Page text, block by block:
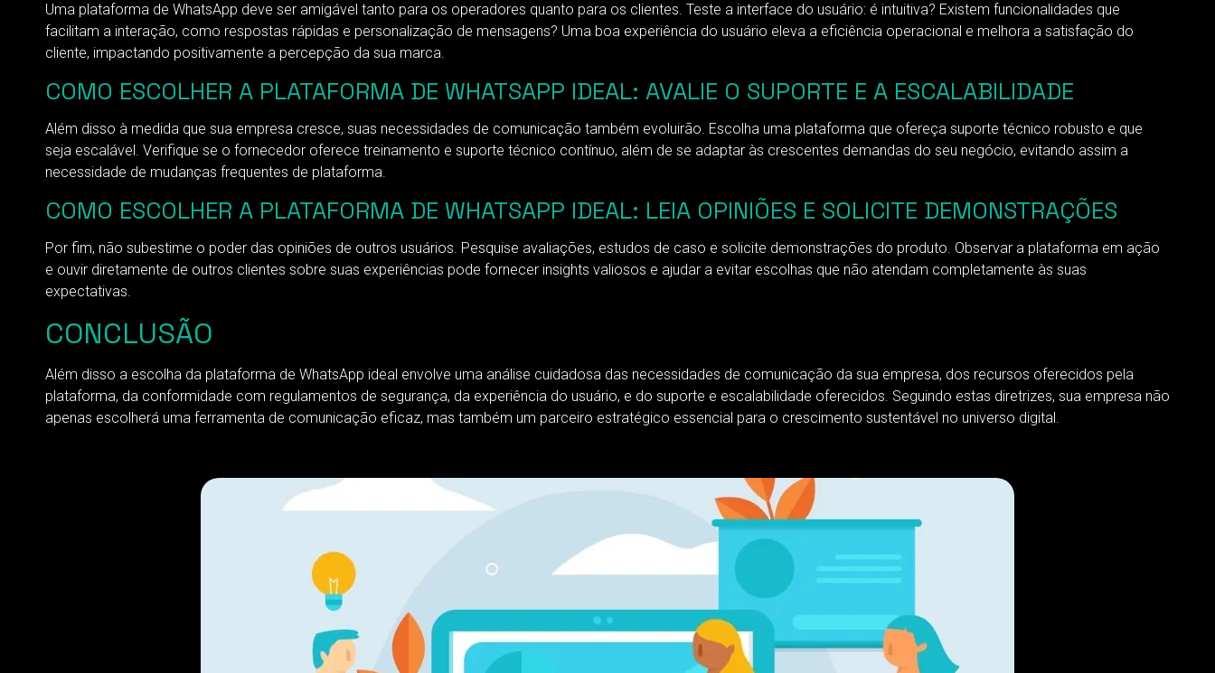
Uma plataforma de WhatsApp deve ser amigável tanto para os operadores quanto para os clientes. Teste a interface do usuário: é intuitiva? Existem funcionalidades que
facilitam a interação, como respostas rápidas e personalização de mensagens? Uma boa experiência do usuário eleva a eficiência operacional e melhora a satisfação do
cliente, impactando positivamente a percepção da sua marca.
COMO ESCOLHER A PLATAFORMA DE WHATSAPP IDEAL: AVALIE O SUPORTE E A ESCALABILIDADE
Além disso à medida que sua empresa cresce, suas necessidades de comunicação também evoluirão. Escolha uma plataforma que ofereça suporte técnico robusto e que
seja escalável. Verifique se o fornecedor oferece treinamento e suporte técnico contínuo, além de se adaptar às crescentes demandas do seu negócio, evitando assim a
necessidade de mudanças frequentes de plataforma.
COMO ESCOLHER A PLATAFORMA DE WHATSAPP IDEAL: LEIA OPINIÕES E SOLICITE DEMONSTRAÇÕES
Por fim, não subestime o poder das opiniões de outros usuários. Pesquise avaliações, estudos de caso e solicite demonstrações do produto. Observar a plataforma em ação
e ouvir diretamente de outros clientes sobre suas experiências pode fornecer insights valiosos e ajudar a evitar escolhas que não atendam completamente às suas
expectativas.
CONCLUSÃO
Além disso a escolha da plataforma de WhatsApp ideal envolve uma análise cuidadosa das necessidades de comunicação da sua empresa, dos recursos oferecidos pela
plataforma, da conformidade com regulamentos de segurança, da experiência do usuário, e do suporte e escalabilidade oferecidos. Seguindo estas diretrizes, sua empresa não
apenas escolherá uma ferramenta de comunicação eficaz, mas também um parceiro estratégico essencial para o crescimento sustentável no universo digital.